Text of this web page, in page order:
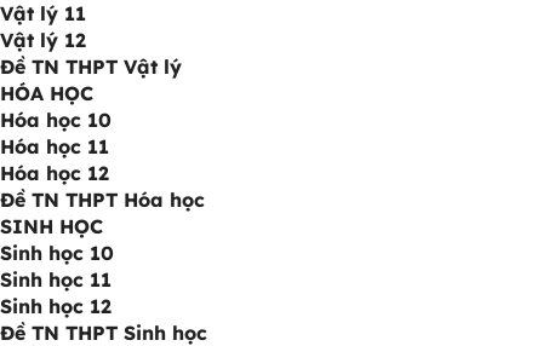
Vật lý 11
Vật lý 12
Đề TN THPT Vật lý
HÓA HỌC
Hóa học 10
Hóa học 11
Hóa học 12
Đề TN THPT Hóa học
SINH HỌC
Sinh học 10
Sinh học 11
Sinh học 12
Đề TN THPT Sinh học